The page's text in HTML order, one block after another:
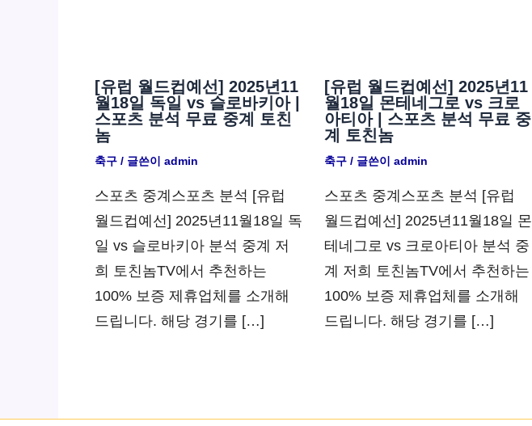
[유럽 월드컵예선] 2025년11
월18일 독일 vs 슬로바키아 |
스포츠 분석 무료 중계 토친
놈
축구 / 글쓴이 admin
스포츠 중계스포츠 분석 [유럽
월드컵예선] 2025년11월18일 독
일 vs 슬로바키아 분석 중계 저
희 토친놈TV에서 추천하는
100% 보증 제휴업체를 소개해
드립니다. 해당 경기를 […]
[유럽 월드컵예선] 2025년11
월18일 몬테네그로 vs 크로
아티아 | 스포츠 분석 무료 중
계 토친놈
축구/ 글쓴이 admin
스포츠 중계스포츠 분석 [유럽
월드컵예선] 2025년11월18일 몬
테네그로 vs 크로아티아 분석 중
계 저희 토친놈TV에서 추천하는
100% 보증 제휴업체를 소개해
드립니다. 해당 경기를 […]